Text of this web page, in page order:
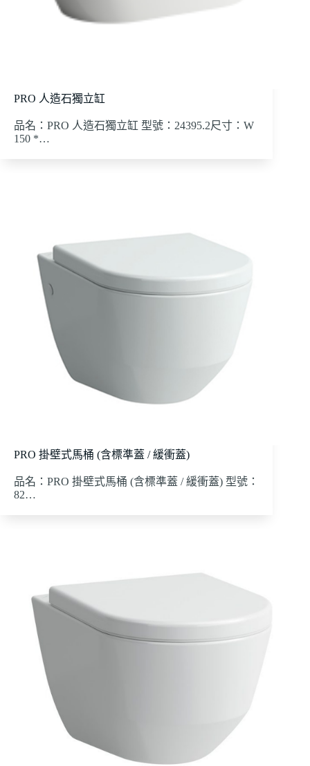
PRO 人造石獨立缸
品名：PRO 人造石獨立缸 型號：24395.2尺寸：W
150 *…
PRO 掛壁式馬桶 (含標準蓋 / 緩衝蓋)
品名：PRO 掛壁式馬桶 (含標準蓋 / 緩衝蓋) 型號：
82…